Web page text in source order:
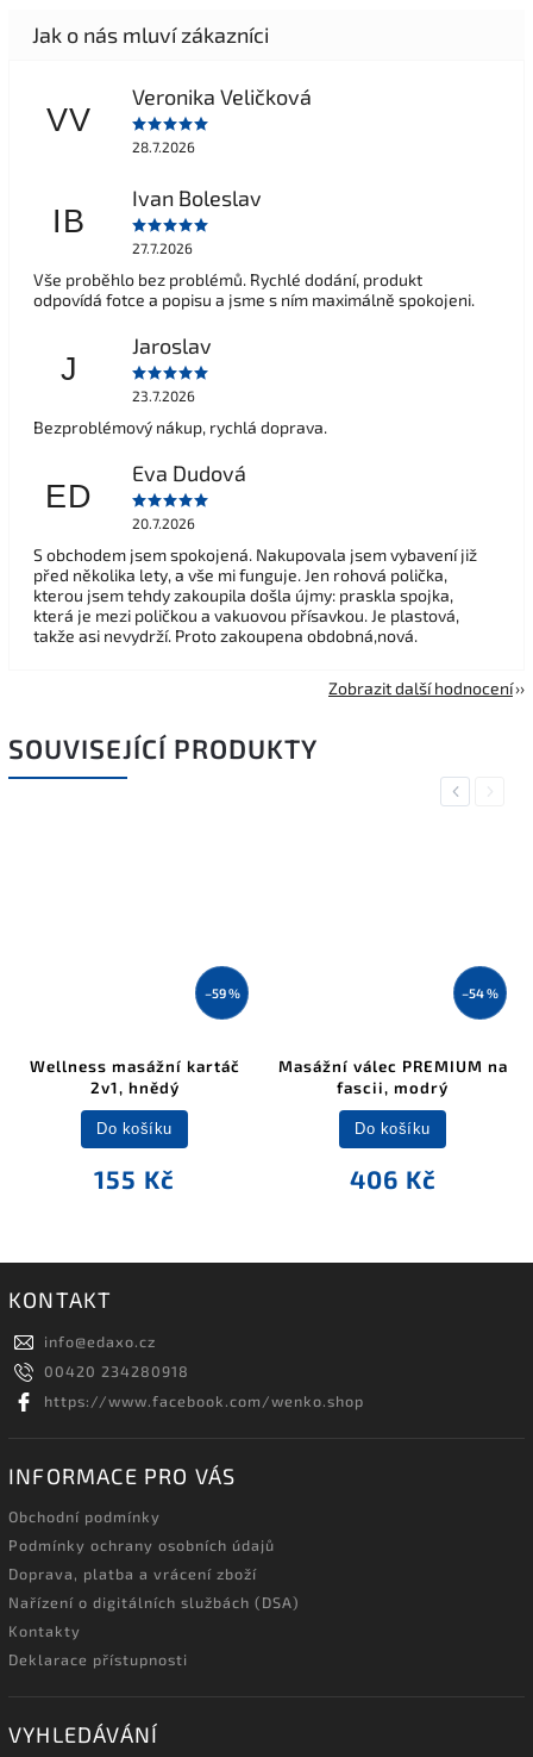
VV
Veronika Veličková
28.7.2026
IB
Ivan Boleslav
27.7.2026
Vše proběhlo bez problémů. Rychlé dodání, produkt
odpovídá fotce a popisu a jsme s ním maximálně spokojeni.
J
Jaroslav
23.7.2026
Bezproblémový nákup, rychlá doprava.
ED
Eva Dudová
20.7.2026
S obchodem jsem spokojená. Nakupovala jsem vybavení již
před několika lety, a vše mi funguje. Jen rohová polička,
kterou jsem tehdy zakoupila došla újmy: praskla spojka,
která je mezi poličkou a vakuovou přísavkou. Je plastová,
takže asi nevydrží. Proto zakoupena obdobná,nová.
Zobrazit další hodnocení
SOUVISEJÍCÍ PRODUKTY
Previous
–59 %
Wellness masážní kartáč
2v1, hnědý
155 Kč
Do košíku
–54 %
Masážní válec PREMIUM na
fascii, modrý
406 Kč
Do košíku
Next
KONTAKT
info@edaxo.cz
00420 234280918
https://www.facebook.com/wenko.shop
INFORMACE PRO VÁS
Obchodní podmínky
Podmínky ochrany osobních údajů
Doprava, platba a vrácení zboží
Nařízení o digitálních službách (DSA)
Kontakty
Deklarace přístupnosti
VYHLEDÁVÁNÍ